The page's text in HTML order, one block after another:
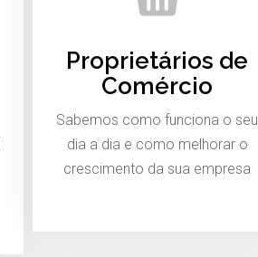
Proprietários de
Comércio
Sabemos como funciona o seu
dia a dia e como melhorar o
crescimento da sua empresa